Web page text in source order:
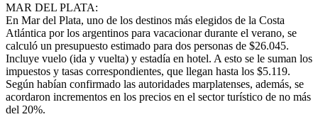
MAR DEL PLATA:
En Mar del Plata, uno de los destinos más elegidos de la Costa
Atlántica por los argentinos para vacacionar durante el verano, se
calculó un presupuesto estimado para dos personas de $26.045.
Incluye vuelo (ida y vuelta) y estadía en hotel. A esto se le suman los
impuestos y tasas correspondientes, que llegan hasta los $5.119.
Según habían confirmado las autoridades marplatenses, además, se
acordaron incrementos en los precios en el sector turístico de no más
del 20%.